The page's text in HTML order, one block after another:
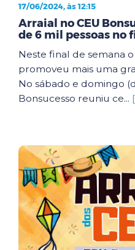
17/06/2024, às 12:15
Arraial no CEU
de 6 mil pessoas no
Neste final de semana o
promoveu mais uma
No sábado e domingo
Bonsucesso reuniu ce...